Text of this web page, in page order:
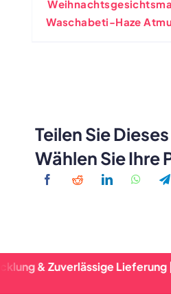
Waschabeti-Haze
Teilen Sie
Wählen Sie Ihre
Lieferung |